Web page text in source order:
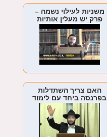
משניות לעילוי נשמה –
פרק יש מעלין אותיות
נשמה
האם צריך השתדלות
בפרנסה ביחד עם לימוד
תורה?